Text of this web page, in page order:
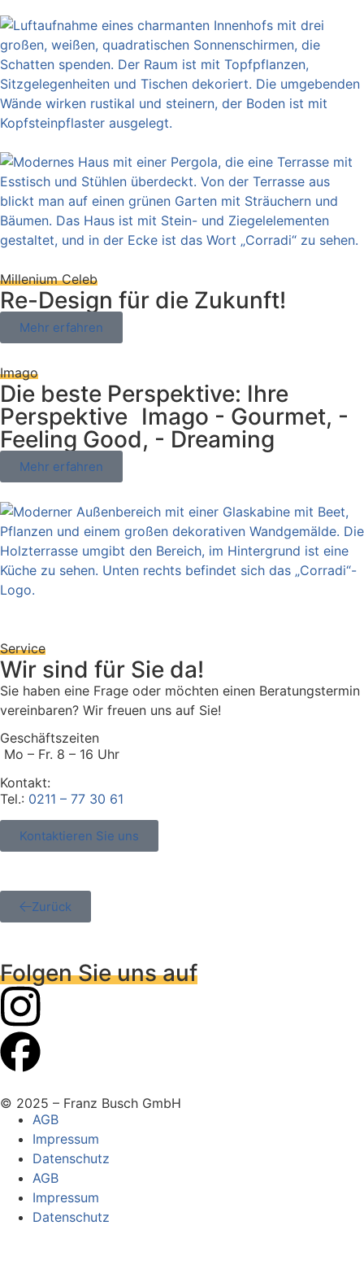
Millenium Celeb
Re-Design für die Zukunft!
Mehr erfahren
Imago
Die beste Perspektive: Ihre
Perspektive Imago - Gourmet, -
Feeling Good, - Dreaming
Mehr erfahren
Service
Wir sind für Sie da!
Sie haben eine Frage oder möchten einen Beratungstermin
vereinbaren? Wir freuen uns auf Sie!
Geschäftszeiten
Mo – Fr. 8 – 16 Uhr
Kontakt:
Tel.: 0211 – 77 30 61
Kontaktieren Sie uns
Zurück
Folgen Sie uns auf
© 2025 – Franz Busch GmbH
AGB
Impressum
Datenschutz
AGB
Impressum
Datenschutz